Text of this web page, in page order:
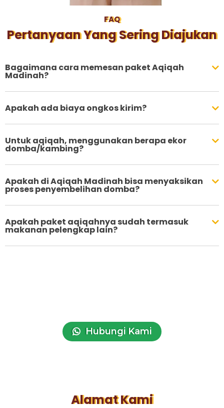
FAQ
Pertanyaan Yang Sering Diajukan
Bagaimana cara memesan paket Aqiqah
Madinah?
Apakah ada biaya ongkos kirim?
Untuk aqiqah, menggunakan berapa ekor
domba/kambing?
Apakah di Aqiqah Madinah bisa menyaksikan
proses penyembelihan domba?
Apakah paket aqiqahnya sudah termasuk
makanan pelengkap lain?
Hubungi Kami
Alamat Kami